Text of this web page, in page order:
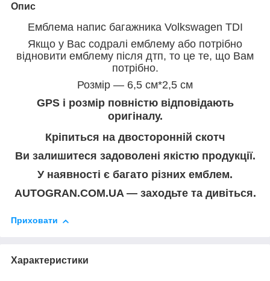
Опис
Емблема напис багажника Volkswagen TDI
Якщо у Вас содралі емблему або потрібно
відновити емблему після дтп, то це те, що Вам
потрібно.
Розмір — 6,5 см*2,5 см
GPS і розмір повністю відповідають
оригіналу.
Кріпиться на двосторонній скотч
Ви залишитеся задоволені якістю продукції.
У наявності є багато різних емблем.
AUTOGRAN.COM.UA — заходьте та дивіться.
Приховати
Характеристики